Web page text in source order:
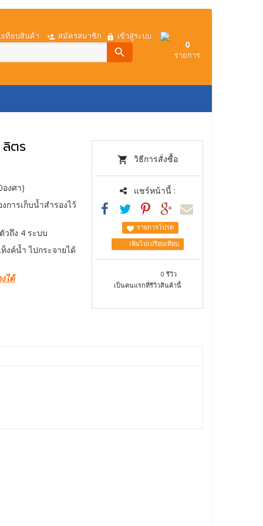
0
รายการ
เทียบสินค้า สมัครสมาชิก เข้าสู่ระบบ
search
ลิตร
งศา)
การเก็บน้ำสำรองไว้
ถึง 4 ระบบ
งค์น้ำ ไปกระจายได้
ได้
วิธีการสั่งซื้อ
แชร์หน้านี้ :
รายการโปรด
เพิ่มไปเปรียบเทียบ
0 รีวิว
เป็นคนแรกที่รีวิวสินค้านี้